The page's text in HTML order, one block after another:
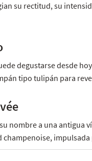
su rectitud, su
degustarse desde
tipo tulipán para
nombre a una antigua
impulsada